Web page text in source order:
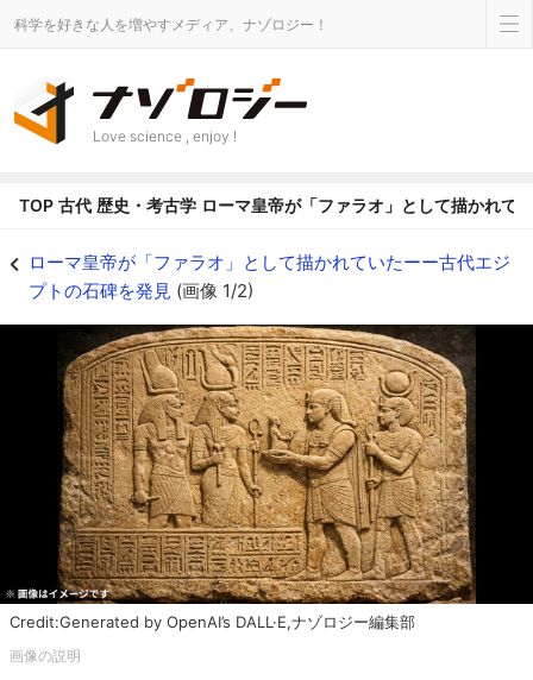
科学を好きな人を増やすメディア、ナゾロジー！
Love science , enjoy !
TOP 古代 歴史・考古学 ローマ皇帝が「ファラオ」として描かれて
ローマ皇帝が「ファラオ」として描かれていたーー古代エジ
プトの石碑を発見 (画像 1/2)
Credit:Generated by OpenAI’s DALL·E,ナゾロジー編集部